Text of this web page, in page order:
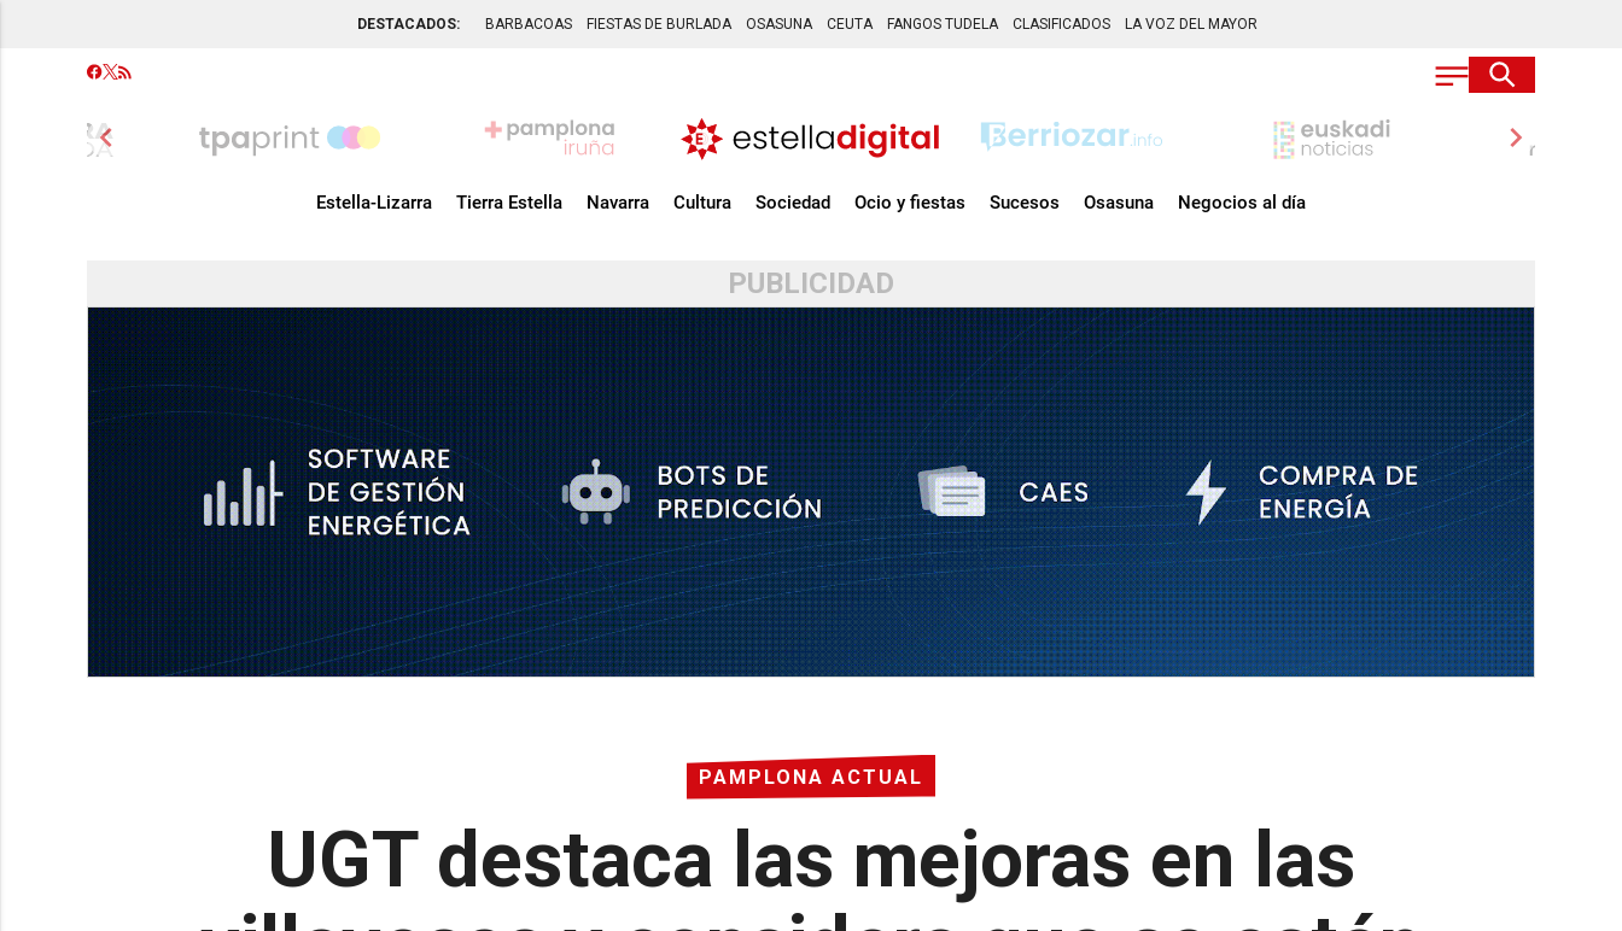
DESTACADOS: BARBACOAS FIESTAS DE BURLADA OSASUNA CEUTA FANGOS TUDELA CLASIFICADOS LA VOZ DEL MAYOR
chevron_left chevron_right
Estella-Lizarra Tierra Estella Navarra Cultura Sociedad Ocio y fiestas Sucesos Osasuna Negocios al día
PUBLICIDAD
PAMPLONA ACTUAL
UGT destaca las mejoras en las